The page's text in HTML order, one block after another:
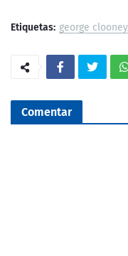
Etiquetas: george clooney
Comentar